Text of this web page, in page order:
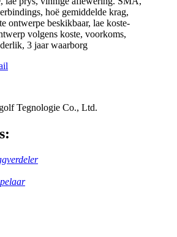
hoë gemiddelde krag,
ontwerpe beskikbaar, lae koste-
volgens koste, voorkoms,
3 jaar waarborg
Tegnologie Co., Ltd.